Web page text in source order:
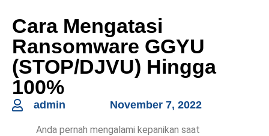
Cara Mengatasi
Ransomware GGYU
(STOP/DJVU) Hingga
100%
admin November 7, 2022
Anda pernah mengalami kepanikan saat